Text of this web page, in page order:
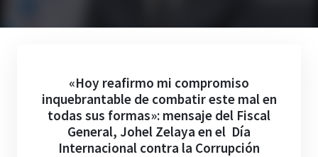
«Hoy reafirmo mi compromiso
inquebrantable de combatir este mal en
todas sus formas»: mensaje del Fiscal
General, Johel Zelaya en el Día
Internacional contra la Corrupción